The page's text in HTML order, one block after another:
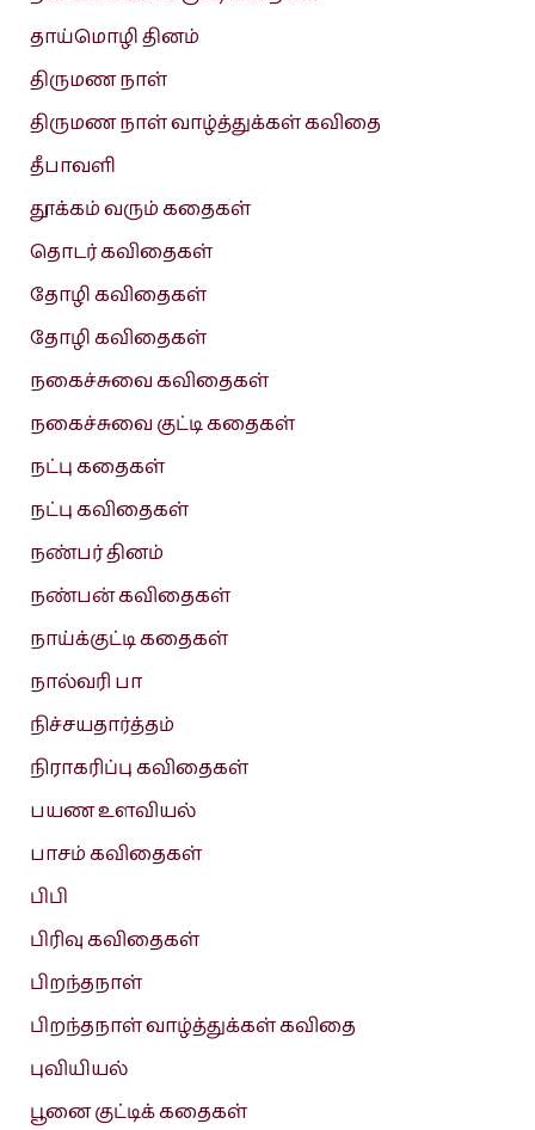
தாய்மொழி தினம்
திருமண நாள்
திருமண நாள் வாழ்த்துக்கள் கவிதை
தீபாவளி
தூக்கம் வரும் கதைகள்
தொடர் கவிதைகள்
தோழி கவிதைகள்
தோழி கவிதைகள்
நகைச்சுவை கவிதைகள்
நகைச்சுவை குட்டி கதைகள்
நட்பு கதைகள்
நட்பு கவிதைகள்
நண்பர் தினம்
நண்பன் கவிதைகள்
நாய்க்குட்டி கதைகள்
நால்வரி பா
நிச்சயதார்த்தம்
நிராகரிப்பு கவிதைகள்
பயண உளவியல்
பாசம் கவிதைகள்
பிபி
பிரிவு கவிதைகள்
பிறந்தநாள்
பிறந்தநாள் வாழ்த்துக்கள் கவிதை
புவியியல்
பூனை குட்டிக் கதைகள்